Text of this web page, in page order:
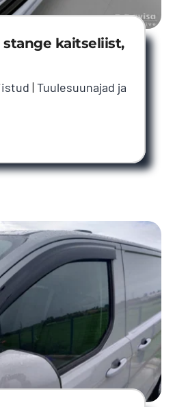
stange kaitseliist,
|Tuulesuunajad ja